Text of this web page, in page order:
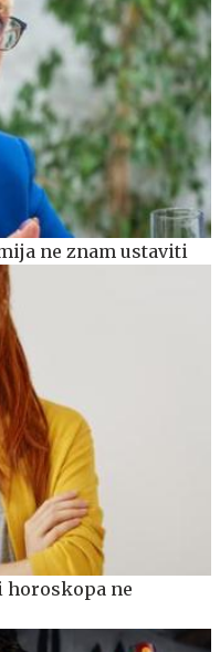
ne znam ustaviti
horoskopa ne